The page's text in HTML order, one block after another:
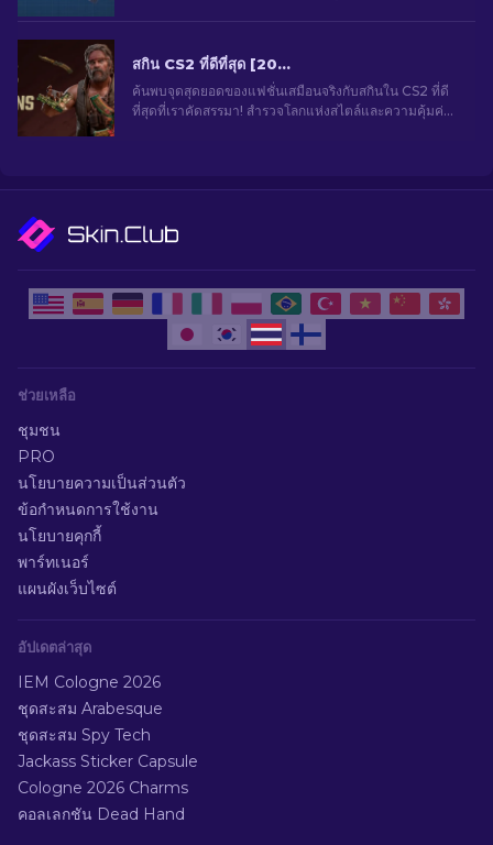
สกิน CS2 ที่ดีที่สุด [2026]
ค้นพบจุดสุดยอดของแฟชั่นเสมือนจริงกับสกินใน CS2 ที่ดี
ที่สุดที่เราคัดสรรมา! สำรวจโลกแห่งสไตล์และความคุ้มค่า
ช่วยเหลือ
ชุมชน
PRO
นโยบายความเป็นส่วนตัว
ข้อกำหนดการใช้งาน
นโยบายคุกกี้
พาร์ทเนอร์
แผนผังเว็บไซต์
อัปเดตล่าสุด
IEM Cologne 2026
ชุดสะสม Arabesque
ชุดสะสม Spy Tech
Jackass Sticker Capsule
Cologne 2026 Charms
คอลเลกชัน Dead Hand